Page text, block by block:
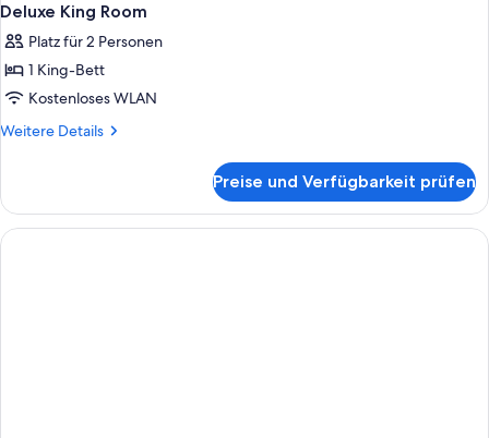
Deluxe King Room
Platz für 2 Personen
1 King-Bett
Kostenloses WLAN
Weitere Details
Weitere
King
Room
Preise und Verfügbarkeit prüfen